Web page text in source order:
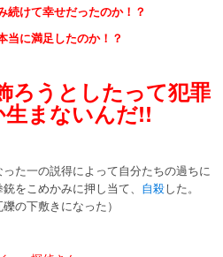
続けて幸せだったのか！？
当に満足したのか！？
ろうとしたって犯罪
まないんだ!!
った一の説得によって自分たちの過ちに
をこめかみに押し当て、 自殺した。
の下敷きになった）